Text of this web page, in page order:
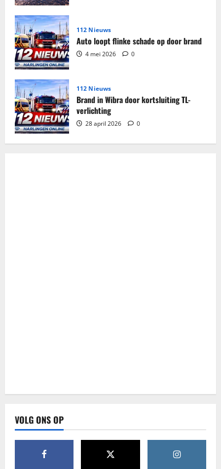
112 Nieuws
Auto loopt flinke schade op door brand
4 mei 2026 0
112 Nieuws
Brand in Wibra door kortsluiting TL-
verlichting
28 april 2026 0
VOLG ONS OP